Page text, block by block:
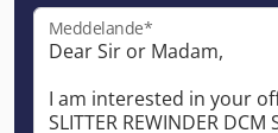
Meddelande*